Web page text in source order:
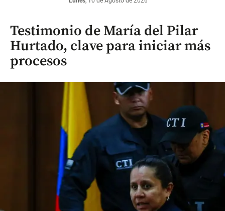
Testimonio de María del Pilar
Hurtado, clave para iniciar más
procesos